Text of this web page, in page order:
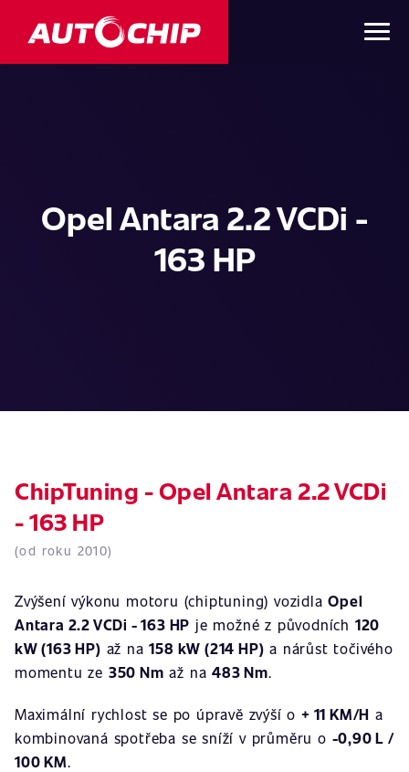
Opel Antara 2.2 VCDi -
163 HP
ChipTuning - Opel Antara 2.2 VCDi
- 163 HP
(od roku 2010)
Zvýšení výkonu motoru (chiptuning) vozidlaOpel
Antara 2.2 VCDi - 163 HP je možné z původních 120
kW (163 HP) až na158 kW (214 HP) a nárůst točivého
momentu ze 350 Nm až na483 Nm.
Maximální rychlost se po úpravě zvýší o + 11 KM/H a
kombinovaná spotřeba se sníží v průměru o -0,90 L /
100 KM.